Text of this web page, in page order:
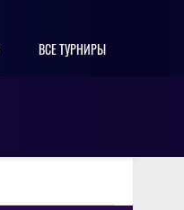
ВСЕ ТУРНИРЫ